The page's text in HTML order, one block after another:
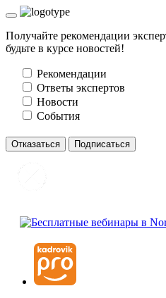
Получайте рекомендации
будьте в курсе новостей!
Рекомендации
Ответы экспертов
Новости
События
Отказаться Подписаться